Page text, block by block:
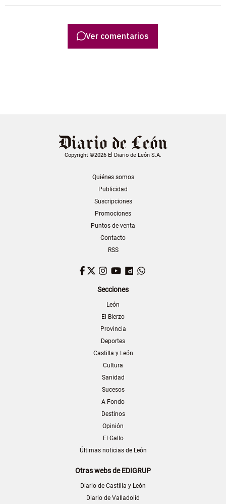
Ver comentarios
Copyright ©2026 El Diario de León S.A.
Quiénes somos
Publicidad
Suscripciones
Promociones
Puntos de venta
Contacto
RSS
Facebook
TwitterInstagram
YouTubeDailymotion
Secciones
León
El Bierzo
Provincia
Deportes
Castilla y León
Cultura
Sanidad
Sucesos
A Fondo
Destinos
Opinión
El Gallo
Últimas noticias de León
Otras webs de EDIGRUP
Diario de Castilla y León
Diario de Valladolid